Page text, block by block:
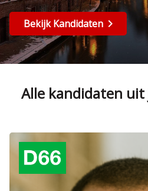
Bekijk Kandidaten
Alle kandidaten